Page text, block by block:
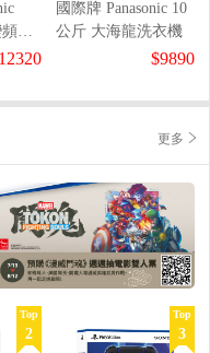
冰
國際牌 Panasonic 10
公斤 大海龍洗衣機
$9890
更多
Top
2
Top
3